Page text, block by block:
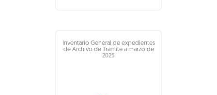
Inventario General de expedientes
de Archivo de Trámite a marzo de
2025